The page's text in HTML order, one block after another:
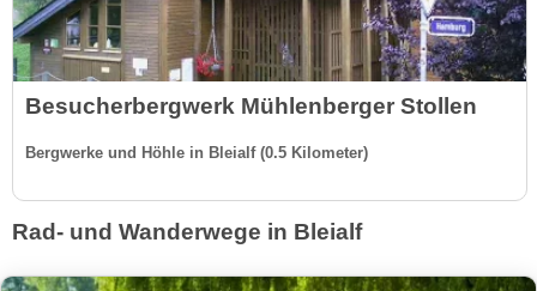
Besucherbergwerk Mühlenberger Stollen
Bergwerke und Höhle in Bleialf (0.5 Kilometer)
Rad- und Wanderwege in Bleialf